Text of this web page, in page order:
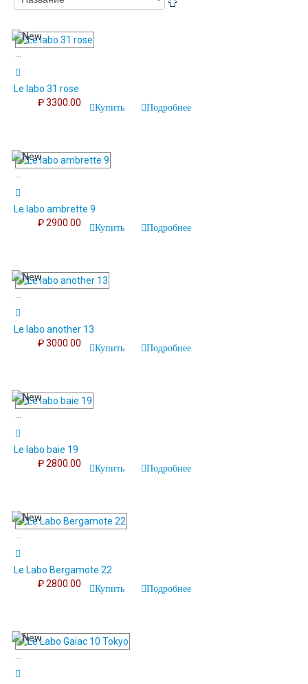
...
Le labo 31 rose
₽ 3300.00
Купить Подробнее
...
Le labo ambrette 9
₽ 2900.00
Купить Подробнее
...
Le labo another 13
₽ 3000.00
Купить Подробнее
...
Le labo baie 19
₽ 2800.00
Купить Подробнее
...
Le Labo Bergamote 22
₽ 2800.00
Купить Подробнее
...